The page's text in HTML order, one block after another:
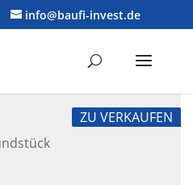
info@baufi-invest.de
ZU VERKAUFEN